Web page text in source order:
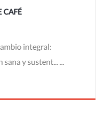
CAFÉ
integral:
y sustent... ...